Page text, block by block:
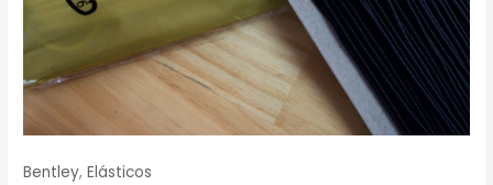
Bentley,Elásticos